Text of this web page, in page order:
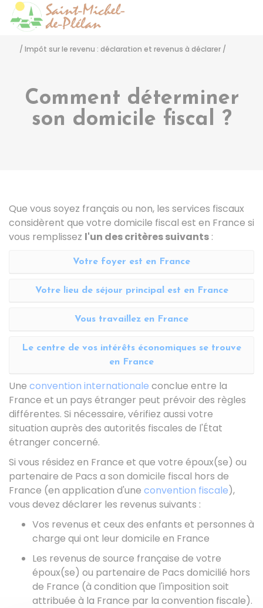
/ Impôt sur le revenu : déclaration et revenus à déclarer /
Comment déterminer
son domicile fiscal ?
Que vous soyez français ou non, les services fiscaux
considèrent que votre domicile fiscal est en France si
vous remplissez l'un des critères suivants :
Votre foyer est en France
Votre lieu de séjour principal est en France
Vous travaillez en France
Le centre de vos intérêts économiques se trouve
en France
Une convention internationale conclue entre la
France et un pays étranger peut prévoir des règles
différentes. Si nécessaire, vérifiez aussi votre
situation auprès des autorités fiscales de l'État
étranger concerné.
Si vous résidez en France et que votre époux(se) ou
partenaire de Pacs a son domicile fiscal hors de
France (en application d'une convention fiscale),
vous devez déclarer les revenus suivants :
Vos revenus et ceux des enfants et personnes à
charge qui ont leur domicile en France
Les revenus de source française de votre
époux(se) ou partenaire de Pacs domicilié hors
de France (à condition que l'imposition soit
attribuée à la France par la convention fiscale).